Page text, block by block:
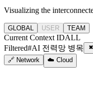
Visualizing the
GLOBAL USER TEAM
Current Context IDALL
Filtered#AI 전력망 병목
🔗 Network ☁️ Cloud